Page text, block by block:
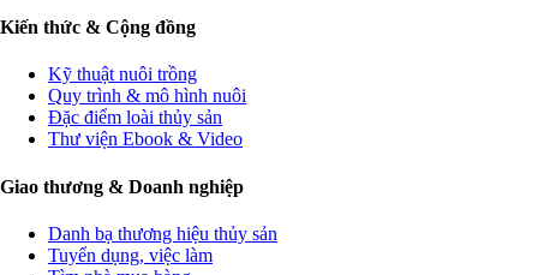
Kiến thức & Cộng đồng
Kỹ thuật nuôi trồng
Quy trình & mô hình nuôi
Đặc điểm loài thủy sản
Thư viện Ebook & Video
Giao thương & Doanh nghiệp
Danh bạ thương hiệu thủy sản
Tuyển dụng, việc làm